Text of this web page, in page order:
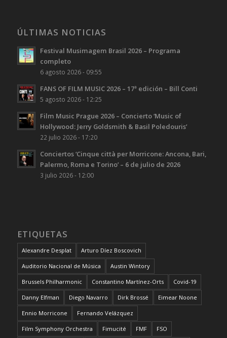
ÚLTIMAS NOTICIAS
Festival Musimagem Brasil 2026 – Programa
completo
6 agosto 2026 - 09:55
FANS OF FILM MUSIC 2026 – 17ª edición – Bill Conti
5 agosto 2026 - 12:25
Film Music Prague 2026 – Concierto ‘Music of
Hollywood: Jerry Goldsmith & Basil Poledouris’
22 julio 2026 - 17:20
Conciertos ‘Cinque città per Morricone: Ancona, Bari,
Palermo, Roma e Torino’ – 6 de julio de 2026
3 julio 2026 - 12:00
ETIQUETAS
Alexandre Desplat Arturo Díez Boscovich
Auditorio Nacional de Música Austin Wintory
Brussels Philharmonic Constantino Martínez-Orts Covid-19
Danny Elfman Diego Navarro Dirk Brossé Eimear Noone
Ennio Morricone Fernando Velázquez
Film Symphony Orchestra Fimucité FMF FSO